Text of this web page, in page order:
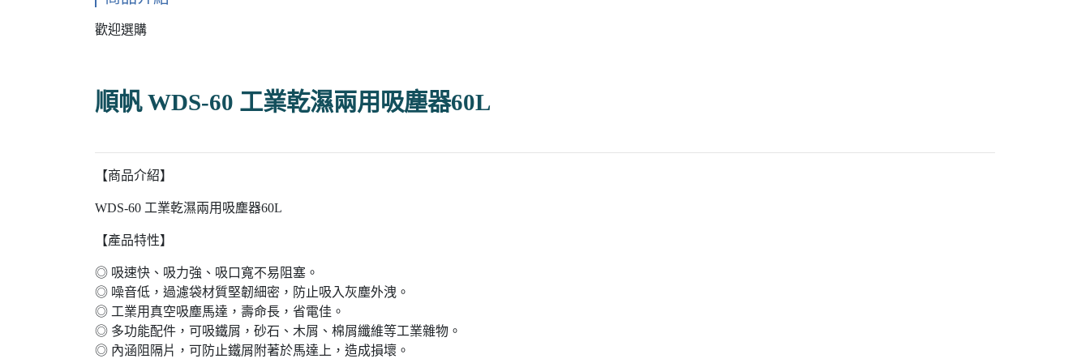
歡迎選購
順帆 WDS-60 工業乾濕兩用吸塵器60L
【商品介紹】
WDS-60 工業乾濕兩用吸塵器60L
【產品特性】
◎ 吸速快、吸力強、吸口寬不易阻塞。
◎ 噪音低，過濾袋材質堅韌細密，防止吸入灰塵外洩。
◎ 工業用真空吸塵馬達，壽命長，省電佳。
◎ 多功能配件，可吸鐵屑，砂石、木屑、棉屑纖維等工業雜物。
◎ 內涵阻隔片，可防止鐵屑附著於馬達上，造成損壞。